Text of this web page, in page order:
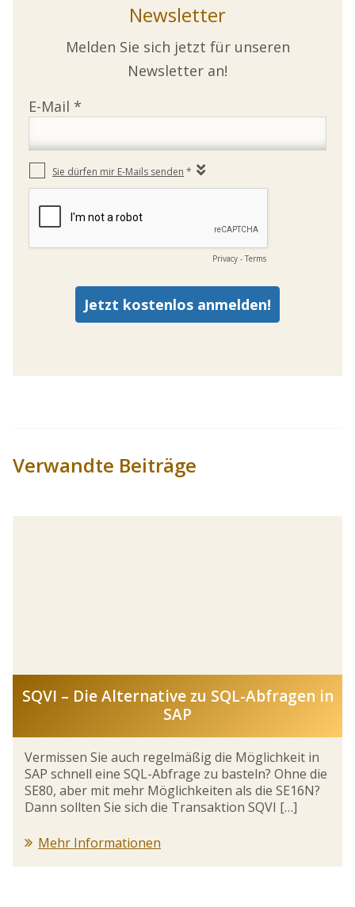
Newsletter
Melden Sie sich jetzt für unseren
Newsletter an!
Verwandte Beiträge
SQVI – Die Alternative zu SQL-Abfragen in
SAP
Vermissen Sie auch regelmäßig die Möglichkeit in
SAP schnell eine SQL-Abfrage zu basteln? Ohne die
SE80, aber mit mehr Möglichkeiten als die SE16N?
Dann sollten Sie sich die Transaktion SQVI […]
Mehr Informationen